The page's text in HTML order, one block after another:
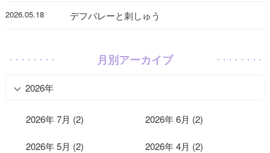
2026.05.18 デフバレーと刺しゅう
月別アーカイブ
2026年
2026年 7月 (2) 2026年 6月 (2)
2026年 5月 (2) 2026年 4月 (2)